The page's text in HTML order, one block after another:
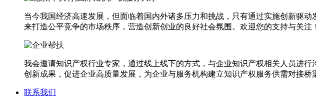
当今我国经济高速发展，但面临着国内外诸多压力和挑战，只有通过实施创新驱
来打造公平竞争的市场秩序，营造创新创业的良好社会氛围。欢迎您的支持与关注！
我会邀请知识产权行业专家，通过线上线下的方式，与企业知识产权相关人员进
创新成果，促进企业高质量发展，为企业与服务机构建立知识产权服务供需对接桥
联系我们